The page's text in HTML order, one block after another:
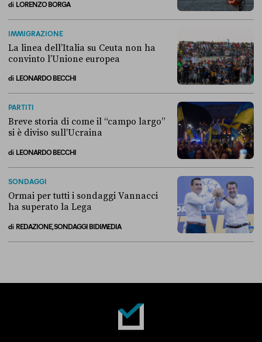
di LORENZO BORGA
IMMIGRAZIONE
La linea dell’Italia su Ceuta non ha
convinto l’Unione europea
di LEONARDO BECCHI
PARTITI
Breve storia di come il “campo largo”
si è diviso sull’Ucraina
di LEONARDO BECCHI
SONDAGGI
Ormai per tutti i sondaggi Vannacci
ha superato la Lega
di REDAZIONE, SONDAGGI BIDIMEDIA